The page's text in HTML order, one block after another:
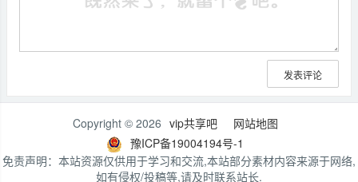
发表评论
Copyright © 2026 vip共享吧
网站地图
豫ICP备19004194号-1
免责声明：本站资源仅供用于学习和交流,本站部分素材内容来源于网络,
如有侵权/投稿等,请及时联系站长.